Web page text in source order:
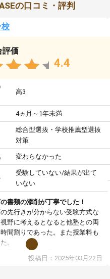
の口コミ・評判
評価
4.4
高3
4ヵ月～1年未満
総合型選抜・学校推薦型選抜
対策
変わらなかった
受験していない/結果が出て
いない
書類の添削が丁寧でした！
先行きが分からない受験方式な
野に考えるとなると他塾との両
間割りであった。また授業料も
。
の塾は大学生が見ることが多い
部総合型コースは大学生の目だけ
投稿日：2025年03月22日